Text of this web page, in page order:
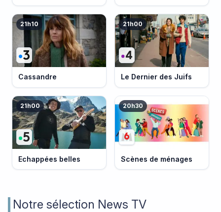
21h10
Cassandre
21h00
Le Dernier des Juifs
21h00
Echappées belles
20h30
Scènes de ménages
Notre sélection News TV